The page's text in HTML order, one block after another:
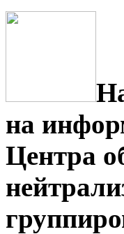
на
Центра